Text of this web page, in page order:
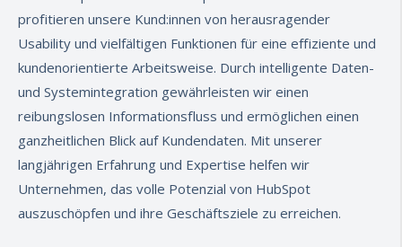
profitieren unsere Kund:innen von herausragender
Usability und vielfältigen Funktionen für eine effiziente und
kundenorientierte Arbeitsweise. Durch intelligente Daten-
und Systemintegration gewährleisten wir einen
reibungslosen Informationsfluss und ermöglichen einen
ganzheitlichen Blick auf Kundendaten. Mit unserer
langjährigen Erfahrung und Expertise helfen wir
Unternehmen, das volle Potenzial von HubSpot
auszuschöpfen und ihre Geschäftsziele zu erreichen.